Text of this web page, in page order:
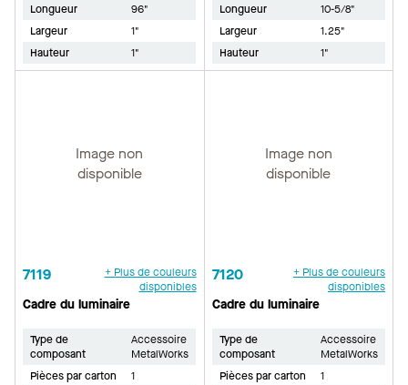
Longueur
96"
Largeur
1"
Hauteur
1"
Longueur
10-5/8"
Largeur
1.25"
Hauteur
1"
Image non
disponible
7119
+ Plus de couleurs
disponibles
Cadre du luminaire
Type de
composant
Accessoire
MetalWorks
Pièces par carton
1
Image non
disponible
7120
+ Plus de couleurs
disponibles
Cadre du luminaire
Type de
composant
Accessoire
MetalWorks
Pièces par carton
1